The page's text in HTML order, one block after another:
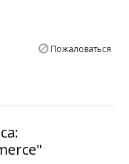
Пожаловаться